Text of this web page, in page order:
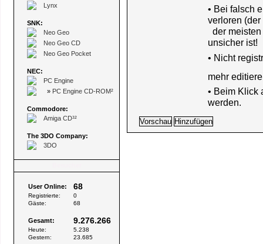
Lynx
SNK:
Neo Geo
Neo Geo CD
Neo Geo Pocket
NEC:
PC Engine
» PC Engine CD-ROM²
Commodore:
Amiga CD³²
The 3DO Company:
3DO
User Online: 68
Registrierte:
0
Gäste:
68
Gesamt: 9.276.266
Heute:
5.238
Gestern:
23.685
• Bei falsch
verloren
der
unsicher ist!
• Nicht
mehr
• Beim Klick
werden.